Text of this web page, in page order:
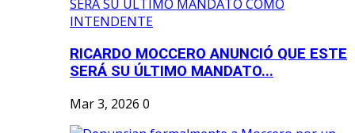
RICARDO MOCCERO ANUNCIÓ QUE ESTE
SERÁ SU ÚLTIMO MANDATO...
Mar 3, 2026 0